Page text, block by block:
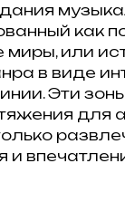
как
миры, или
в виде
Эти
для
и